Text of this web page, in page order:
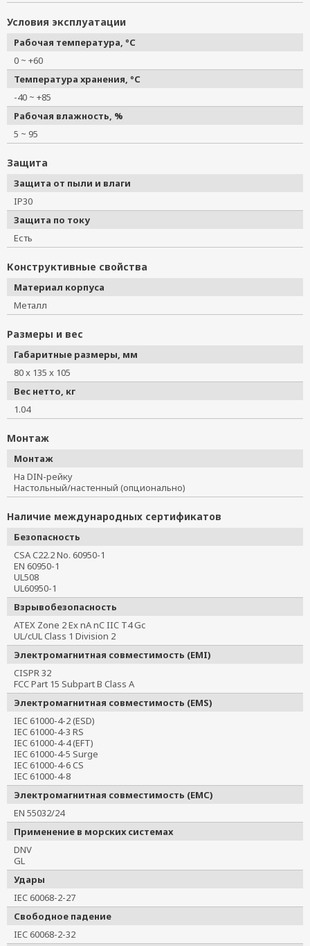
Условия эксплуатации
Рабочая температура, °C
0 ~ +60
Температура хранения, °C
-40 ~ +85
Рабочая влажность, %
5 ~ 95
Защита
Защита от пыли и влаги
IP30
Защита по току
Есть
Конструктивные свойства
Материал корпуса
Металл
Размеры и вес
Габаритные размеры, мм
80 x 135 x 105
Вес нетто, кг
1.04
Монтаж
Монтаж
На DIN-рейку
Настольный/настенный (опционально)
Наличие международных сертификатов
Безопасность
CSA C22.2 No. 60950-1
EN 60950-1
UL508
UL60950-1
Взрывобезопасность
ATEX Zone 2 Ex nA nC IIC T4 Gc
UL/cUL Class 1 Division 2
Электромагнитная совместимость (EMI)
CISPR 32
FCC Part 15 Subpart B Class A
Электромагнитная совместимость (EMS)
IEC 61000-4-2 (ESD)
IEC 61000-4-3 RS
IEC 61000-4-4 (EFT)
IEC 61000-4-5 Surge
IEC 61000-4-6 CS
IEC 61000-4-8
Электромагнитная совместимость (EMC)
EN 55032/24
Применение в морских системах
DNV
GL
Удары
IEC 60068-2-27
Свободное падение
IEC 60068-2-32